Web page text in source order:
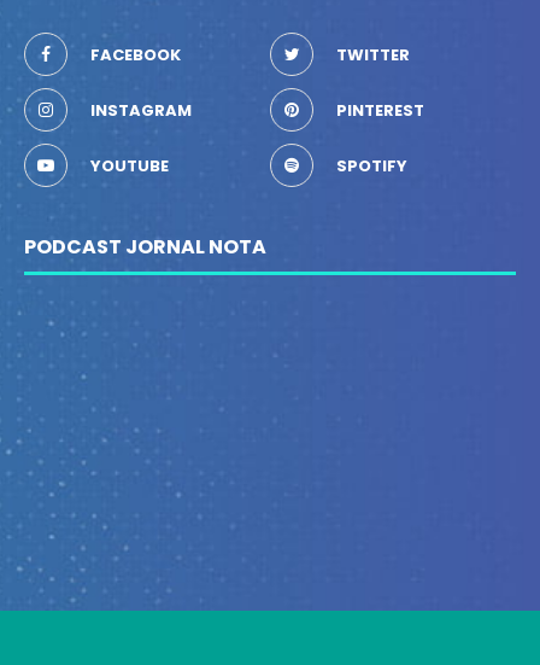
FACEBOOK TWITTER
INSTAGRAM PINTEREST
YOUTUBE SPOTIFY
PODCAST JORNAL NOTA